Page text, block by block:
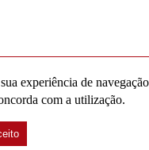
experiência de
com a utilização.